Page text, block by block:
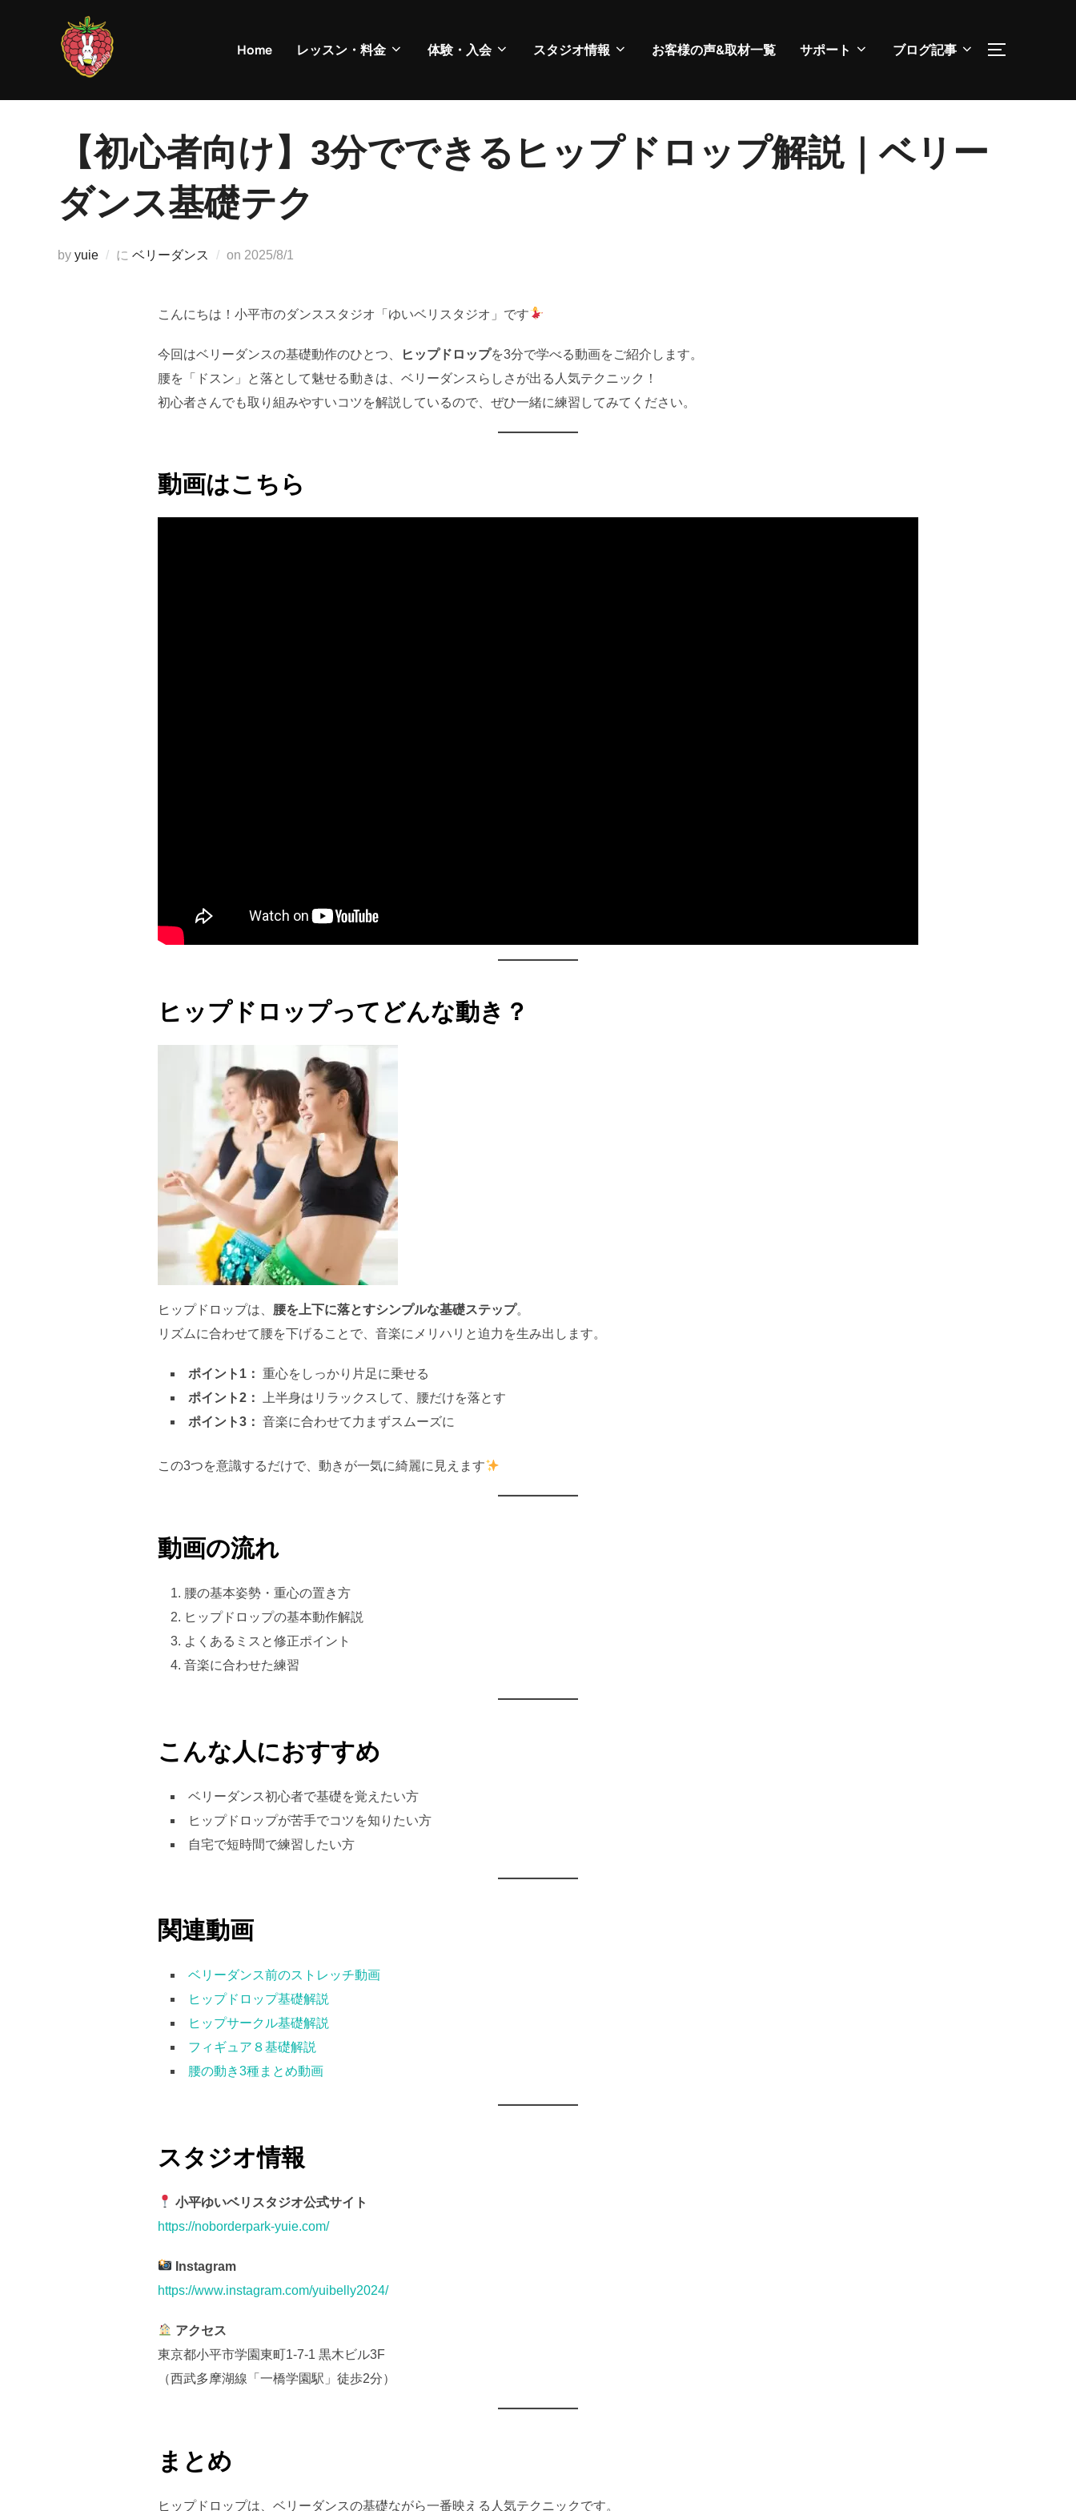
ツ
Home レッスン・料金 体験・入会 スタジオ情報 お客様の声&取材一覧 サポート ブログ記事 サイドバー
【初心者向け】3分でできるヒップドロップ解説｜ベリー
ダンス基礎テク
by yuie に ベリーダンス on 投
2025/8/1
こんにちは！小平市のダンススタジオ「ゆいベリスタジオ」です
今回はベリーダンスの基礎動作のひとつ、 ヒップドロップを3分で学べる動画をご紹介します。
腰を「ドスン」と落として魅せる動きは、ベリーダンスらしさが出る人気テクニック！
初心者さんでも取り組みやすいコツを解説しているので、ぜひ一緒に練習してみてください。
動画はこちら
ヒップドロップってどんな動き？
ヒップドロップは、 腰を上下に落とすシンプルな基礎ステップ。
リズムに合わせて腰を下げることで、音楽にメリハリと迫力を生み出します。
ポイント1： 重心をしっかり片足に乗せる
ポイント2：
上半身はリラックスして、腰だけを落とす
ポイント3： 音楽に合わせて力まずスムーズに
この3つを意識するだけで、動きが一気に綺麗に見えます
動画の流れ
腰の基本姿勢・重心の置き方
ヒップドロップの基本動作解説
よくあるミスと修正ポイント
音楽に合わせた練習
こんな人におすすめ
ベリーダンス初心者で基礎を覚えたい方
ヒップドロップが苦手でコツを知りたい方
自宅で短時間で練習したい方
関連動画
ベリーダンス前のストレッチ動画
ヒップドロップ基礎解説
ヒップサークル基礎解説
フィギュア８基礎解説
腰の動き3種まとめ動画
スタジオ情報
小平ゆいベリスタジオ公式サイト
https://noborderpark-yuie.com/
Instagram
https://www.instagram.com/yuibelly2024/
アクセス
東京都小平市学園東町1-7-1 黒木ビル3F
（西武多摩湖線「一橋学園駅」徒歩2分）
まとめ
ヒップドロップは、ベリーダンスの基礎ながら一番映える人気テクニックです。